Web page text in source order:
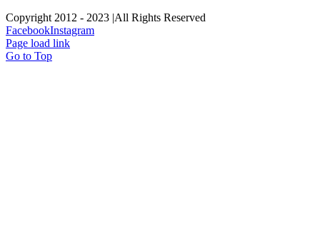
Copyright 2012 - 2023 |All Rights Reserved
FacebookInstagram
Page load link
Go to Top